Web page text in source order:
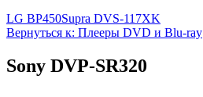
LG BP450Supra DVS-117XK
Вернуться к: Плееры DVD и Blu-ray
Sony DVP-SR320